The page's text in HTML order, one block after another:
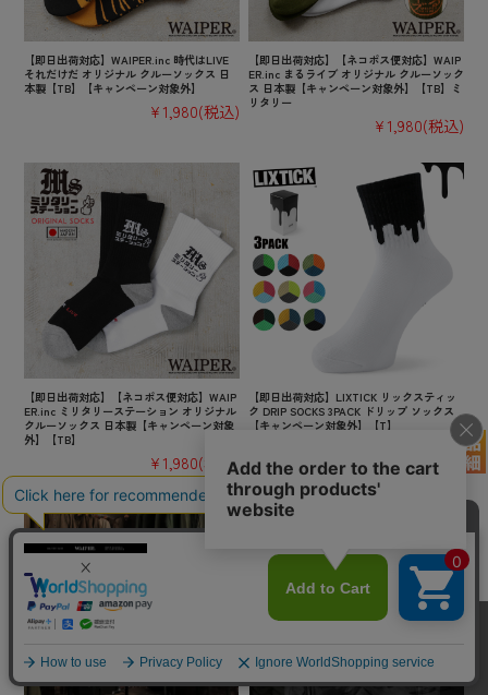
【即日出荷対応】WAIPER.inc 時代はLIVE
それだけだ オリジナル クルーソックス 日
本製【TB】【キャンペーン対象外】
¥1,980(税込)
【即日出荷対応】【ネコポス便対応】WAIP
ER.inc まるライブ オリジナル クルーソック
ス 日本製【キャンペーン対象外】【TB】ミ
リタリー
¥1,980(税込)
【即日出荷対応】【ネコポス便対応】WAIP
ER.inc ミリタリーステーション オリジナル
クルーソックス 日本製【キャンペーン対象
外】【TB】
¥1,980(税込)
【即日出荷対応】LIXTICK リックスティッ
ク DRIP SOCKS 3PACK ドリップ ソックス
【キャンペーン対象外】【T】
(税込)